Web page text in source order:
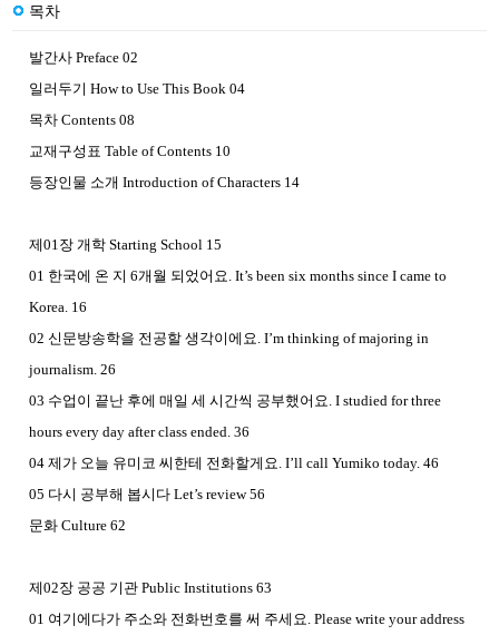
목차
발간사 Preface 02
일러두기 How to Use This Book 04
목차 Contents 08
교재구성표 Table of Contents 10
등장인물 소개 Introduction of Characters 14
제01장 개학 Starting School 15
01 한국에 온 지 6개월 되었어요. It’s been six months since I came to
Korea. 16
02 신문방송학을 전공할 생각이에요. I’m thinking of majoring in
journalism. 26
03 수업이 끝난 후에 매일 세 시간씩 공부했어요. I studied for three
hours every day after class ended. 36
04 제가 오늘 유미코 씨한테 전화할게요. I’ll call Yumiko today. 46
05 다시 공부해 봅시다 Let’s review 56
문화 Culture 62
제02장 공공 기관 Public Institutions 63
01 여기에다가 주소와 전화번호를 써 주세요. Please write your address